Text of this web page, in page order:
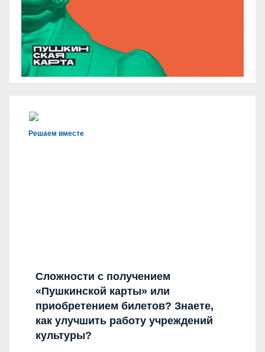
Решаем вместе
Сложности с получением
«Пушкинской карты» или
приобретением билетов? Знаете,
как улучшить работу учреждений
культуры?